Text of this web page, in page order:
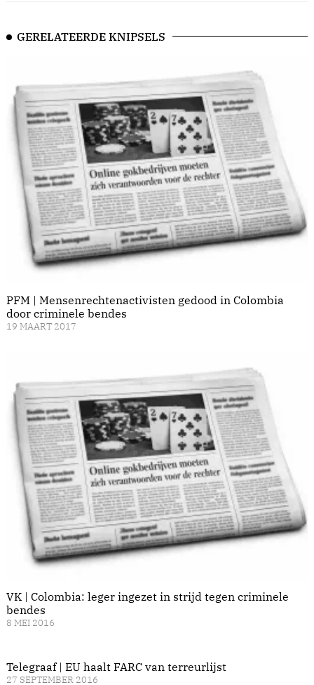
GERELATEERDE KNIPSELS
PFM | Mensenrechtenactivisten gedood in Colombia
door criminele bendes
19 MAART 2017
VK | Colombia: leger ingezet in strijd tegen criminele
bendes
8 MEI 2016
Telegraaf | EU haalt FARC van terreurlijst
27 SEPTEMBER 2016